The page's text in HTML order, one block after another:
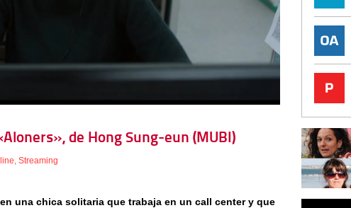
de Hong Sung-eun (MUBI)
Streaming
una chica solitaria que trabaja en un call center y que